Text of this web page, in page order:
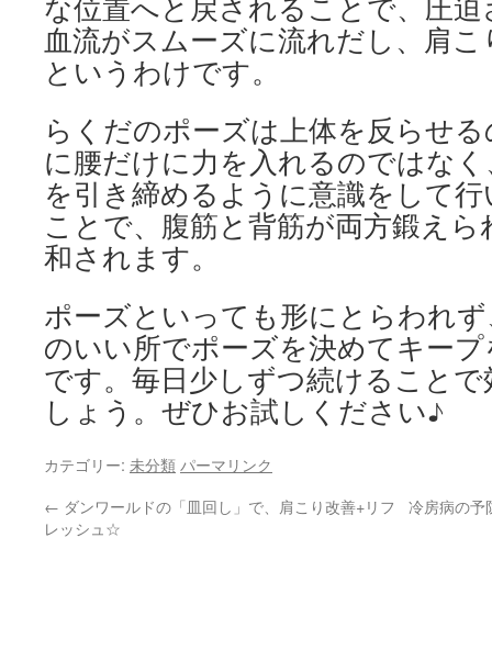
な位置へと戻されることで、圧
血流がスムーズに流れだし、肩
というわけです。
らくだのポーズは上体を反らせ
に腰だけに力を入れるのではな
を引き締めるように意識をして
ことで、腹筋と背筋が両方鍛え
和されます。
ポーズといっても形にとらわれ
のいい所でポーズを決めてキー
です。毎日少しずつ続けること
しょう。ぜひお試しください♪
カテゴリー: 未分類 パーマリンク
← ダンワールドの「皿回し」で、肩こり改善+リフ
レッシュ☆
冷房病の予